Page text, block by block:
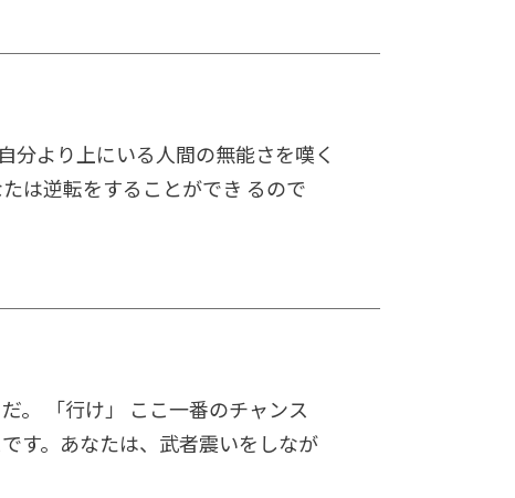
分より上にいる人間の無能さを嘆く
は逆転をすることができ るので
。 「行け」 ここ一番のチャンス
す。あなたは、武者震いをしなが